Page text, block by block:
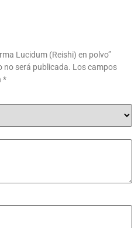
Lucidum (Reishi) en polvo”
no será publicada. Los campos
*